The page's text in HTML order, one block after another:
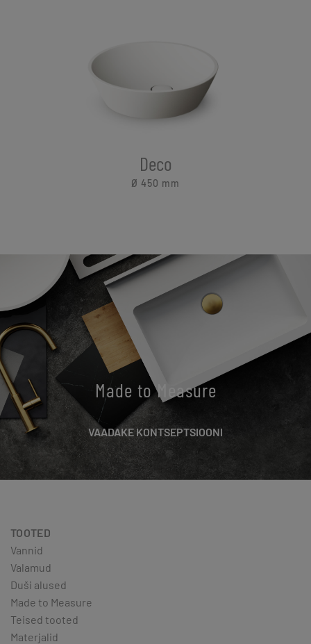
Deco
Ø 450 mm
Made to Measure
VAADAKE KONTSEPTSIOONI
TOOTED
Vannid
Valamud
Duši alused
Made to Measure
Teised tooted
Materjalid